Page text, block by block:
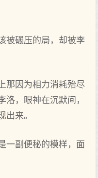
被碾压的局，却被李
那因为相力消耗殆尽
洛，眼神在沉默间，
出来。
一副便秘的模样，面